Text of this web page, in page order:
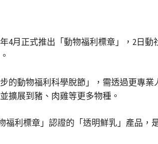
月正式推出「動物福利標章」，2日
的動物福利科學脫節」，需透過更專
擴展到豬、肉雞等更多物種。